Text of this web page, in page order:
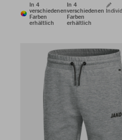
In 4
verschiedenen
Farben
erhältlich
In 4
verschiedenen
Farben
erhältlich